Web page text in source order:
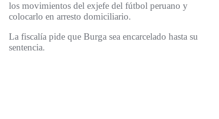
los movimientos del exjefe del fútbol peruano y
colocarlo en arresto domiciliario.
La fiscalía pide que Burga sea encarcelado hasta su
sentencia.